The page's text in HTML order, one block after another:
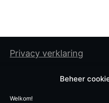
Beheer
Welkom!
Privacy verklaring
Algemene